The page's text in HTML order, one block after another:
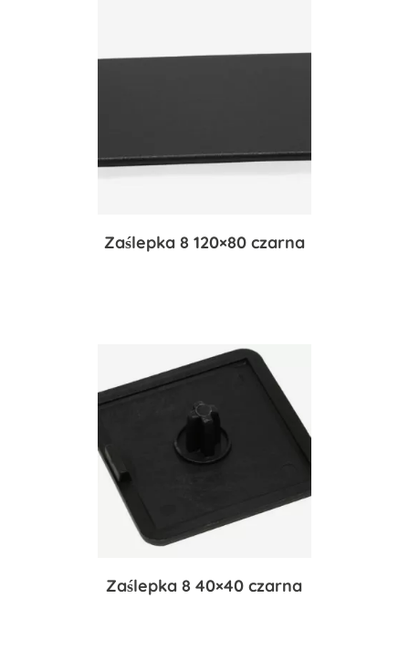
Zaślepka 8 120×80 czarna
Zaślepka 8 40×40 czarna